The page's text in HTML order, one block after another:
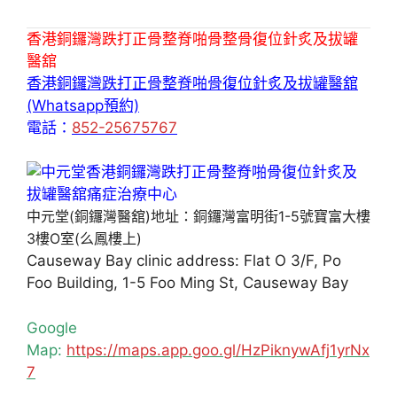
香港銅鑼灣跌打正骨整脊啪骨整骨復位針炙及拔罐
醫舘
香港銅鑼灣跌打正骨整脊啪骨復位針炙及拔罐醫舘
(Whatsapp預約)
電話： 852-25675767
中元堂(銅鑼灣醫舘)地址：銅鑼灣富明街1-5號寶富大樓
3樓O室(么鳳樓上)
Causeway Bay clinic address: Flat O 3/F, Po
Foo Building, 1-5 Foo Ming St, Causeway Bay
Google
Map: https://maps.app.goo.gl/HzPiknywAfj1yrNx
7